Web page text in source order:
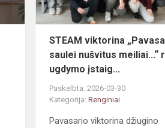
STEAM viktorina
saulei nušvitus meiliai...“
ugdymo įstaig...
Paskelbta: 2026-03-30
Kategorija:Renginiai
Pavasario viktorina džiugino